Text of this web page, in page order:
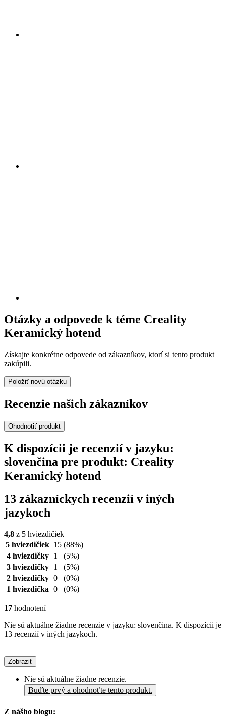
Otázky a odpovede k téme Creality
Keramický hotend
Získajte konkrétne odpovede od zákazníkov, ktorí si tento produkt
zakúpili.
Položiť novú otázku
Recenzie našich zákazníkov
Ohodnotiť produkt
K dispozícii je recenzií v jazyku:
slovenčina pre produkt: Creality
Keramický hotend
13 zákazníckych recenzií v iných
jazykoch
4,8 z 5 hviezdičiek
5 hviezdičiek 15 (88%)
4 hviezdičky
1
(5%)
3 hviezdičky
1
(5%)
2 hviezdičky 0
(0%)
1 hviezdička 0 (0%)
17 hodnotení
Nie sú aktuálne žiadne recenzie v jazyku: slovenčina. K dispozícii je
13 recenzií v iných jazykoch.
Zobraziť
Nie sú aktuálne žiadne recenzie.
Buďte prvý a ohodnoťte tento produkt.
Z nášho blogu: